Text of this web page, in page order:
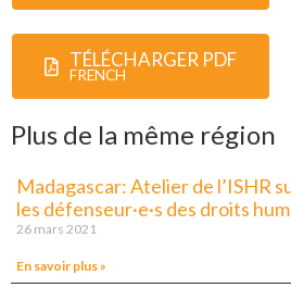
TÉLÉCHARGER PDF
FRENCH
Plus de la même région
Madagascar: Atelier de l’ISHR
les défenseur·e·s des droits
26 mars 2021
En savoir plus »